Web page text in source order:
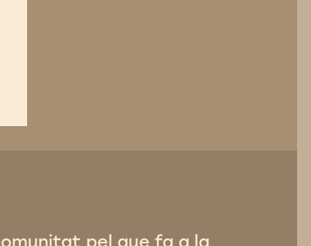
pel que fa a la